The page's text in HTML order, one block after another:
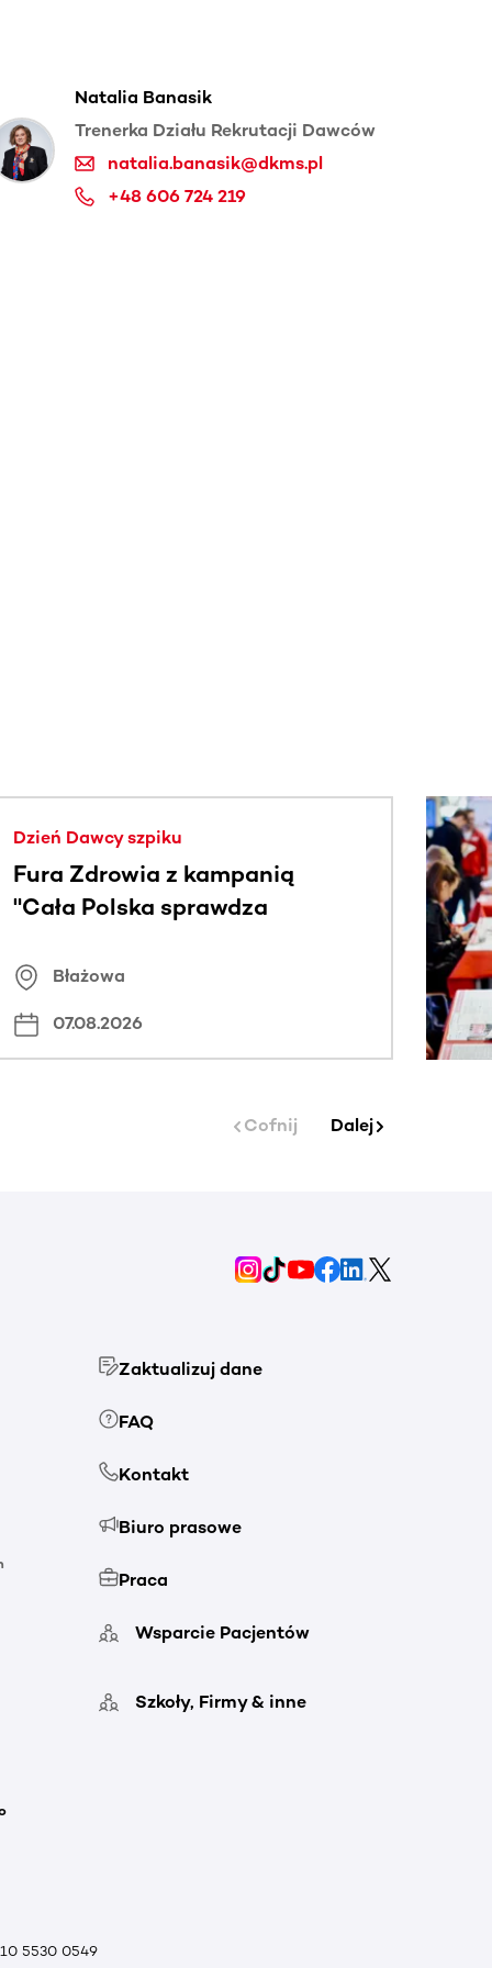
Natalia Banasik
Trenerka Działu Rekrutacji Dawców
natalia.banasik@dkms.pl
+48 606 724 219
Dzień Dawcy szpiku
Fura Zdrowia z kampanią
"Cała Polska sprawdza
Błażowa
07.08.2026
Cofnij Dalej
Zaktualizuj dane
FAQ
Kontakt
Biuro prasowe
Praca
Wsparcie Pacjentów
Szkoły, Firmy & inne
5530 0549